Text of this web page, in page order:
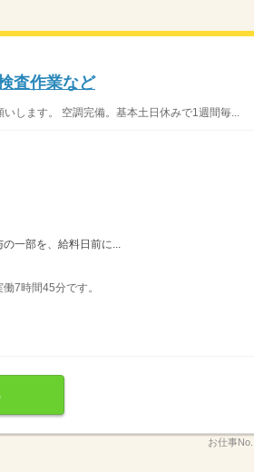
査作業など
します。 空調完備。基本土日休みで1週間毎...
一部を、給料日前に...
7時間45分です。
お仕事No.